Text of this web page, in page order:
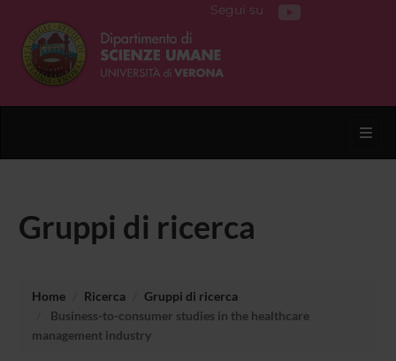
Segui su
Gruppi di ricerca
Home Ricerca
Gruppi di ricerca
Business-to-consumer studies in the healthcare
management industry